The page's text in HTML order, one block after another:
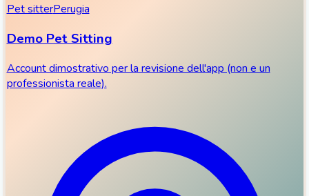
Pet sitterPerugia
Demo Pet Sitting
Account dimostrativo per la revisione dell'app (non e un
professionista reale).